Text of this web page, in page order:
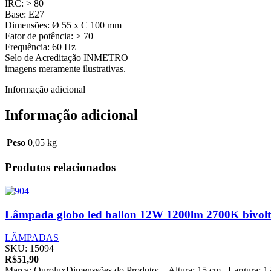
IRC: > 80
Base: E27
Dimensões: Ø 55 x C 100 mm
Fator de potência: > 70
Frequência: 60 Hz
Selo de Acreditação INMETRO
imagens meramente ilustrativas.
Informação adicional
Informação adicional
Peso 0,05 kg
Produtos relacionados
Lâmpada globo led ballon 12W 1200lm 2700K bivolt
LÂMPADAS
SKU: 15094
R$51,90